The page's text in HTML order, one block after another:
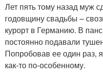
Лет пять тому назад муж
годовщину свадьбы –
курорт в Германию. В
постоянно подавали
Попробовав ее один раз,
как-то по-особенному.